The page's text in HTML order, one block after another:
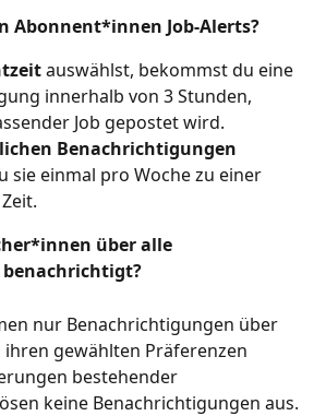
Abonnent*innen Job-Alerts?
auswählst, bekommst du eine
innerhalb von 3 Stunden,
Job gepostet wird.
Benachrichtigungen
sie einmal pro Woche zu einer
über alle
nur Benachrichtigungen über
ihren gewählten Präferenzen
bestehender
keine Benachrichtigungen aus.